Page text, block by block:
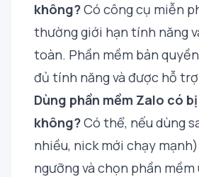
không?Có công cụ miễn
thường giới hạn tính năng
toàn. Phần mềm bản
đủ tính năng và được hỗ
Dùng phần mềm Zalo có
không?Có thể, nếu dùng
nhiều, nick mới chạy
ngưỡng và chọn phần